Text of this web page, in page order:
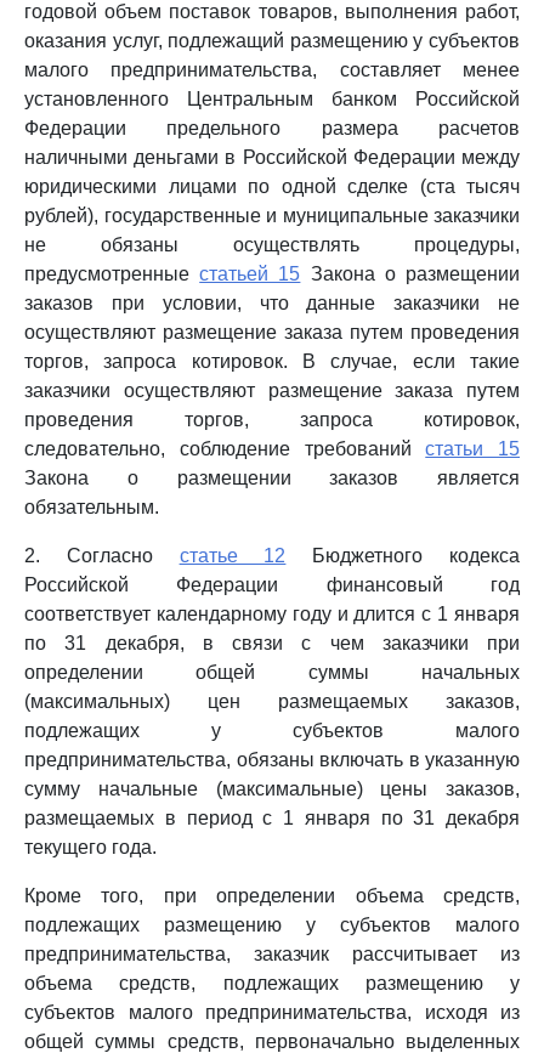
годовой объем поставок товаров, выполнения работ,
оказания услуг, подлежащий размещению у субъектов
малого предпринимательства, составляет менее
установленного Центральным банком Российской
Федерации предельного размера расчетов
наличными деньгами в Российской Федерации между
юридическими лицами по одной сделке (ста тысяч
рублей), государственные и муниципальные заказчики
не обязаны осуществлять процедуры,
предусмотренныестатьей 15 Закона о размещении
заказов при условии, что данные заказчики не
осуществляют размещение заказа путем проведения
торгов, запроса котировок. В случае, если такие
заказчики осуществляют размещение заказа путем
проведения торгов, запроса котировок,
следовательно, соблюдение требованийстатьи 15
Закона о размещении заказов является
обязательным.
2. Согласно статье 12 Бюджетного кодекса
Российской Федерации финансовый год
соответствует календарному году и длится с 1 января
по 31 декабря, в связи с чем заказчики при
определении общей суммы начальных
(максимальных) цен размещаемых заказов,
подлежащих у субъектов малого
предпринимательства, обязаны включать в указанную
сумму начальные (максимальные) цены заказов,
размещаемых в период с 1 января по 31 декабря
текущего года.
Кроме того, при определении объема средств,
подлежащих размещению у субъектов малого
предпринимательства, заказчик рассчитывает из
объема средств, подлежащих размещению у
субъектов малого предпринимательства, исходя из
общей суммы средств, первоначально выделенных